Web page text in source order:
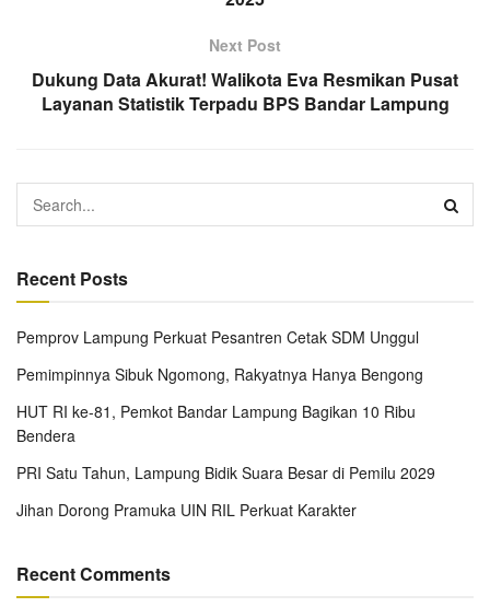
Next Post
Dukung Data Akurat! Walikota Eva Resmikan Pusat
Layanan Statistik Terpadu BPS Bandar Lampung
Recent Posts
Pemprov Lampung Perkuat Pesantren Cetak SDM Unggul
Pemimpinnya Sibuk Ngomong, Rakyatnya Hanya Bengong
HUT RI ke-81, Pemkot Bandar Lampung Bagikan 10 Ribu
Bendera
PRI Satu Tahun, Lampung Bidik Suara Besar di Pemilu 2029
Jihan Dorong Pramuka UIN RIL Perkuat Karakter
Recent Comments